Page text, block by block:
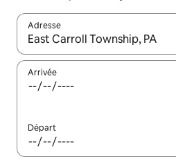
Adresse
Lorsque les résultats s'affichent,
Arrivée
Départ